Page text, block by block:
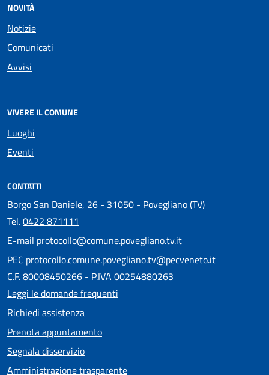
NOVITÀ
Notizie
Comunicati
Avvisi
VIVERE IL COMUNE
Luoghi
Eventi
CONTATTI
Borgo San Daniele, 26 - 31050 - Povegliano (TV)
Tel.0422 871111
E-mail protocollo@comune.povegliano.tv.it
PEC protocollo.comune.povegliano.tv@pecveneto.it
C.F. 80008450266 - P.IVA 00254880263
Leggi le domande frequenti
Richiedi assistenza
Prenota appuntamento
Segnala disservizio
Amministrazione trasparente